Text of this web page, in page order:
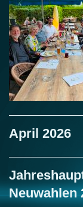
April 2026
Neuwahlen